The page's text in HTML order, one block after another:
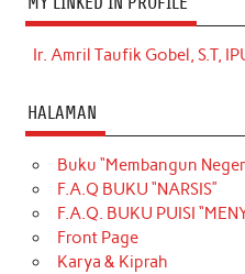
Ir. Amril Taufik Gobel, S.T,
HALAMAN
Buku “Membangun
F.A.Q BUKU “NARSIS”
F.A.Q. BUKU PUISI
Front Page
Karya & Kiprah